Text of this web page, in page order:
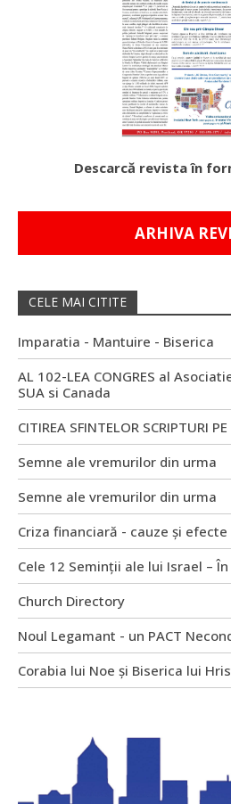
Descarcă revista în
ARHIVA
CELE MAI CITITE
Imparatia - Mantuire - Biserica
AL 102-LEA CONGRES al
SUA si Canada
CITIREA SFINTELOR SCRIPTURI
Semne ale vremurilor din urma
Semne ale vremurilor din urma
Criza financiară - cauze și efecte
Cele 12 Seminții ale lui Israel –
Church Directory
Noul Legamant - un PACT
Corabia lui Noe și Biserica lui